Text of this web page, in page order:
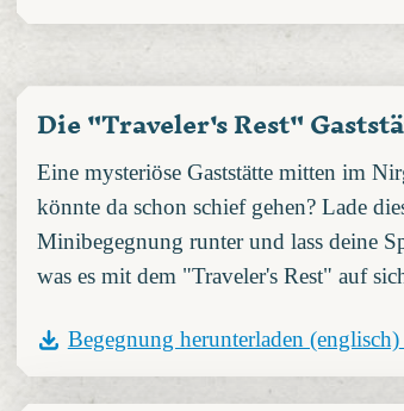
Die "Traveler's Rest"
Eine mysteriöse Gaststätte mitten im
könnte da schon schief gehen? Lade
Minibegegnung runter und lass deine
was es mit dem "Traveler's Rest" auf
Begegnung herunterladen (englisch)